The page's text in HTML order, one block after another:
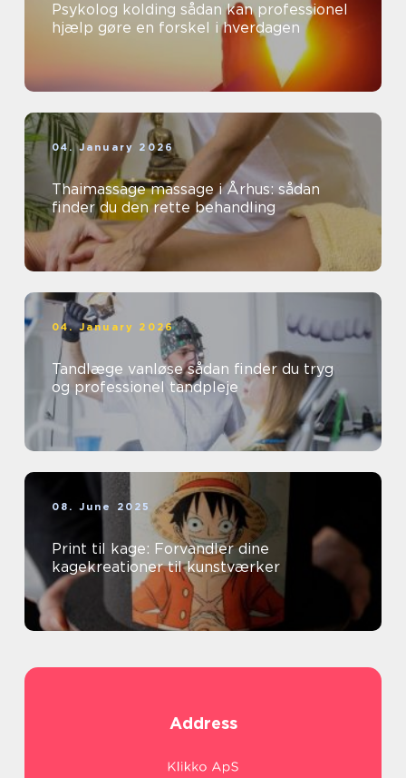
Psykolog kolding sådan kan professionel
hjælp gøre en forskel i hverdagen
04. January 2026
Thaimassage massage i Århus: sådan
finder du den rette behandling
04. January 2026
Tandlæge vanløse sådan finder du tryg
og professionel tandpleje
08. June 2025
Print til kage: Forvandler dine
kagekreationer til kunstværker
Address